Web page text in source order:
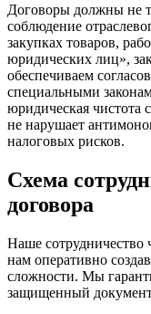
Договоры должны не
соблюдение
закупках товаров,
юридических лиц»,
обеспечиваем
специальными
юридическая чистота
не нарушает
налоговых рисков.
Схема
договора
Наше сотрудничество
нам оперативно
сложности. Мы
защищенный